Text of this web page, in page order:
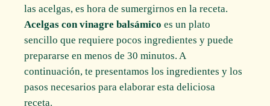
las acelgas, es hora de sumergirnos en la receta.
Acelgas con vinagre balsámico es un plato
sencillo que requiere pocos ingredientes y puede
prepararse en menos de 30 minutos. A
continuación, te presentamos los ingredientes y los
pasos necesarios para elaborar esta deliciosa
receta.